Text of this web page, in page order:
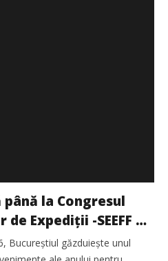
la Congresul
de Expediții -SEEFF x
2026
Bucureștiul găzduiește unul